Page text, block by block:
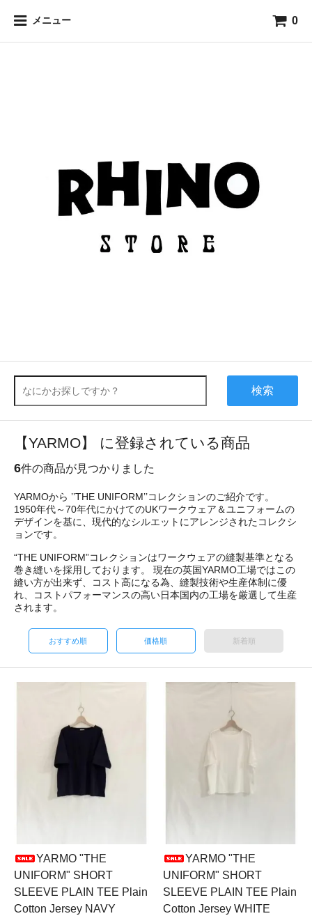
メニュー 0
検索
【YARMO】 に登録されている商品
6件の商品が見つかりました
YARMOから ’’THE UNIFORM’’コレクションのご紹介です。
1950年代～70年代にかけてのUKワークウェア＆ユニフォームの
デザインを基に、現代的なシルエットにアレンジされたコレクシ
ョンです。
“THE UNIFORM”コレクションはワークウェアの縫製基準となる
巻き縫いを採用しております。 現在の英国YARMO工場ではこの
縫い方が出来ず、コスト高になる為、縫製技術や生産体制に優
れ、コストパフォーマンスの高い日本国内の工場を厳選して生産
されます。
おすすめ順 価格順 新着順
YARMO "THE
UNIFORM" SHORT
SLEEVE PLAIN TEE Plain
Cotton Jersey NAVY
YARMO "THE
UNIFORM" SHORT
SLEEVE PLAIN TEE Plain
Cotton Jersey WHITE